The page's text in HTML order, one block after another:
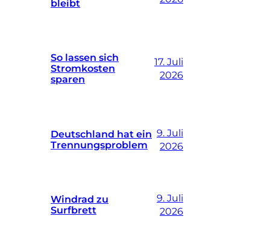
bleibt
So lassen sich
Stromkosten
sparen
17. Juli
2026
Deutschland hat ein
Trennungsproblem
9. Juli
2026
Windrad zu
Surfbrett
9. Juli
2026